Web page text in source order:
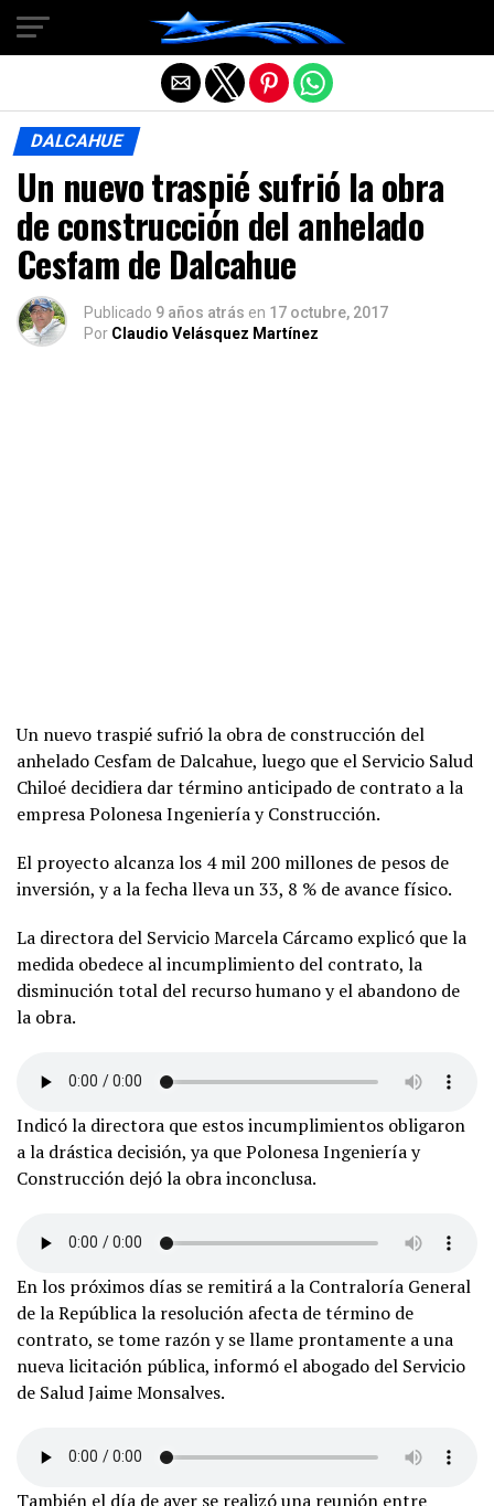
DALCAHUE
Un nuevo traspié sufrió la obra
de construcción del anhelado
Cesfam de Dalcahue
Publicado 9 años atrás en 17 octubre, 2017
Por Claudio Velásquez Martínez
Un nuevo traspié sufrió la obra de construcción del
anhelado Cesfam de Dalcahue, luego que el Servicio Salud
Chiloé decidiera dar término anticipado de contrato a la
empresa Polonesa Ingeniería y Construcción.
El proyecto alcanza los 4 mil 200 millones de pesos de
inversión, y a la fecha lleva un 33, 8 % de avance físico.
La directora del Servicio Marcela Cárcamo explicó que la
medida obedece al incumplimiento del contrato, la
disminución total del recurso humano y el abandono de
la obra.
Indicó la directora que estos incumplimientos obligaron
a la drástica decisión, ya que Polonesa Ingeniería y
Construcción dejó la obra inconclusa.
En los próximos días se remitirá a la Contraloría General
de la República la resolución afecta de término de
contrato, se tome razón y se llame prontamente a una
nueva licitación pública, informó el abogado del Servicio
de Salud Jaime Monsalves.
También el día de ayer se realizó una reunión entre
Salir de la versión móvil